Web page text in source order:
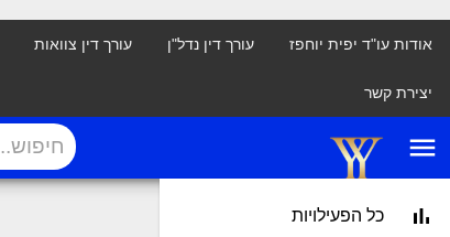
אודות עו"ד יפית יוחפז עורך דין נדל"ן עורך דין צוואות
יצירת קשר
menu
כל הפעילויות